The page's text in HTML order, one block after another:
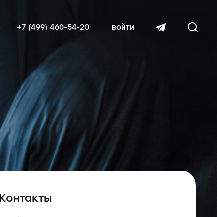
читать далее
+7 (499) 460-54-20 войти
Контакты